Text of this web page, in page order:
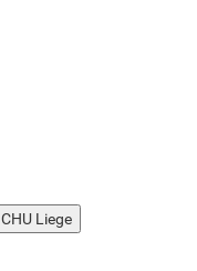
CHU Liege